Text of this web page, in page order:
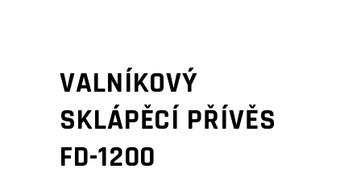
VALNÍKOVÝ
SKLÁPĚCÍ PŘÍVĚS
FD-1200